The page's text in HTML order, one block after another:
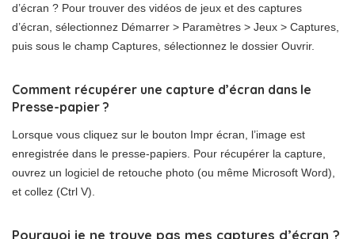
d’écran ? Pour trouver des vidéos de jeux et des captures
d’écran, sélectionnez Démarrer > Paramètres > Jeux > Captures,
puis sous le champ Captures, sélectionnez le dossier Ouvrir.
Comment récupérer une capture d’écran dans le
Presse-papier ?
Lorsque vous cliquez sur le bouton Impr écran, l’image est
enregistrée dans le presse-papiers. Pour récupérer la capture,
ouvrez un logiciel de retouche photo (ou même Microsoft Word),
et collez (Ctrl V).
Pourquoi je ne trouve pas mes captures d’écran ?